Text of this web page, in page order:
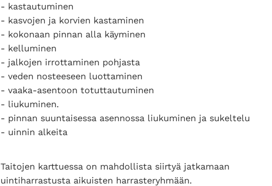
- kastautuminen
- kasvojen ja korvien kastaminen
- kokonaan pinnan alla käyminen
- kelluminen
- jalkojen irrottaminen pohjasta
- veden nosteeseen luottaminen
- vaaka-asentoon totuttautuminen
- liukuminen.
- pinnan suuntaisessa asennossa liukuminen ja sukeltelu
- uinnin alkeita
Taitojen karttuessa on mahdollista siirtyä jatkamaan
uintiharrastusta aikuisten harrasteryhmään.